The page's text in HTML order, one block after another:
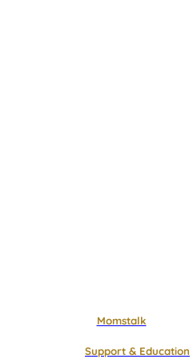
Momstalk
Support & Education